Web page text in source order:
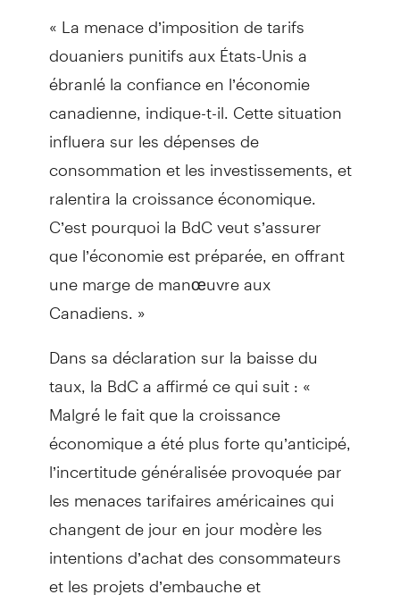
« La menace d’imposition de tarifs
douaniers punitifs aux États-Unis a
ébranlé la confiance en l’économie
canadienne, indique-t-il. Cette situation
influera sur les dépenses de
consommation et les investissements, et
ralentira la croissance économique.
C’est pourquoi la BdC veut s’assurer
que l’économie est préparée, en offrant
une marge de manœuvre aux
Canadiens. »
Dans sa déclaration sur la baisse du
taux, la BdC a affirmé ce qui suit : «
Malgré le fait que la croissance
économique a été plus forte qu’anticipé,
l’incertitude généralisée provoquée par
les menaces tarifaires américaines qui
changent de jour en jour modère les
intentions d’achat des consommateurs
et les projets d’embauche et